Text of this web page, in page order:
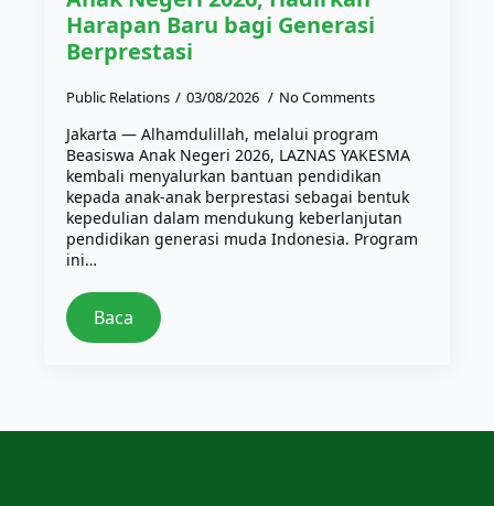
Harapan Baru bagi Generasi
Berprestasi
Public Relations 03/08/2026 No Comments
Jakarta — Alhamdulillah, melalui program
Beasiswa Anak Negeri 2026, LAZNAS YAKESMA
kembali menyalurkan bantuan pendidikan
kepada anak-anak berprestasi sebagai bentuk
kepedulian dalam mendukung keberlanjutan
pendidikan generasi muda Indonesia. Program
ini…
Baca